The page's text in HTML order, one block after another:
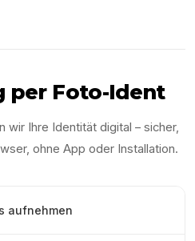
per Foto-Ident
wir Ihre Identität digital – sicher,
ohne App oder Installation.
aufnehmen